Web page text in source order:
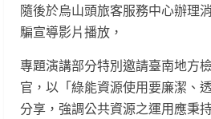
隨後於烏山頭旅客服務中心辦理
騙宣導影片播放，
專題演講部分特別邀請臺南地方
官，以「綠能資源使用要廉潔、
分享，強調公共資源之運用應秉